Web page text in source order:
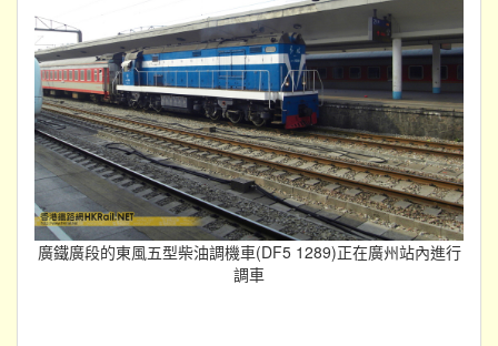
廣鐵廣段的東風五型柴油調機車(DF5 1289)正在廣州站內進行
調車